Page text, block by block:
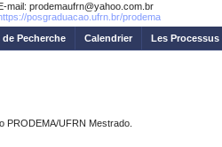
mail: prodemaufrn@yahoo.com.br
posgraduacao.ufrn.br/prodema
Pecherche Calendrier Les Processus
PRODEMA/UFRN Mestrado.